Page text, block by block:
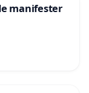
manifester